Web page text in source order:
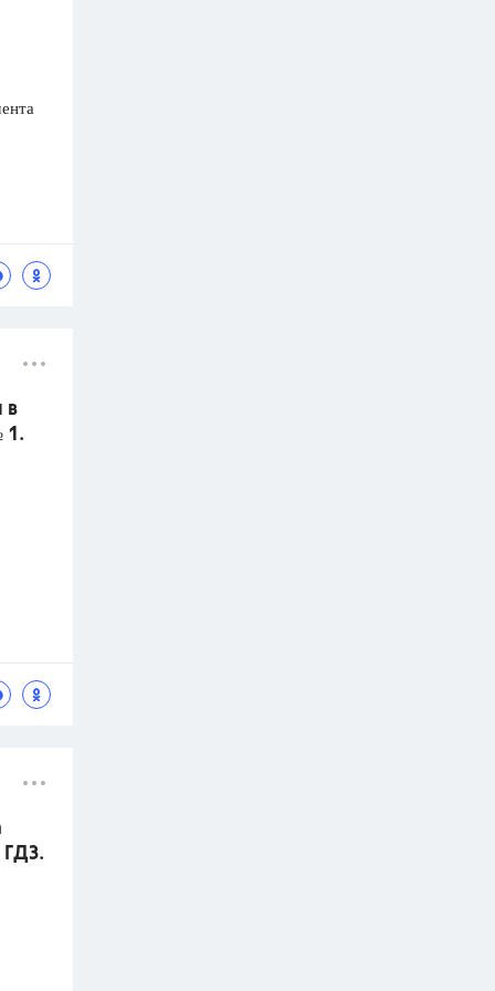
в
1.